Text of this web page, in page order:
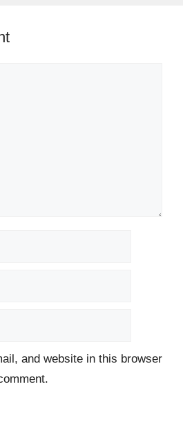
and website in this browser